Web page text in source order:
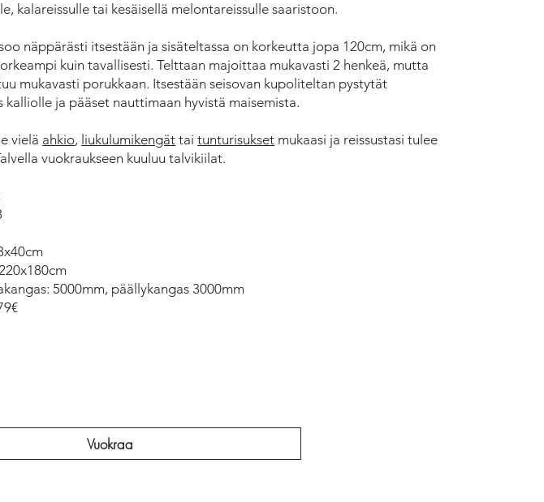
kalareissulle tai kesäisellä melontareissulle saaristoon.
näppärästi itsestään ja sisäteltassa on korkeutta jopa 120cm, mikä on
kuin tavallisesti. Telttaan majoittaa mukavasti 2 henkeä, mutta
mukavasti porukkaan. Itsestään seisovan kupoliteltan pystytät
kalliolle ja pääset nauttimaan hyvistä maisemista.
vielä ahkio, liukulumikengät taitunturisukset mukaasi ja reissustasi tulee
vuokraukseen kuuluu talvikiilat.
5000mm, päällykangas 3000mm
Vuokraa